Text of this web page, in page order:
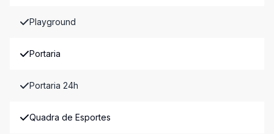
Playground
Portaria
Portaria 24h
Quadra de Esportes